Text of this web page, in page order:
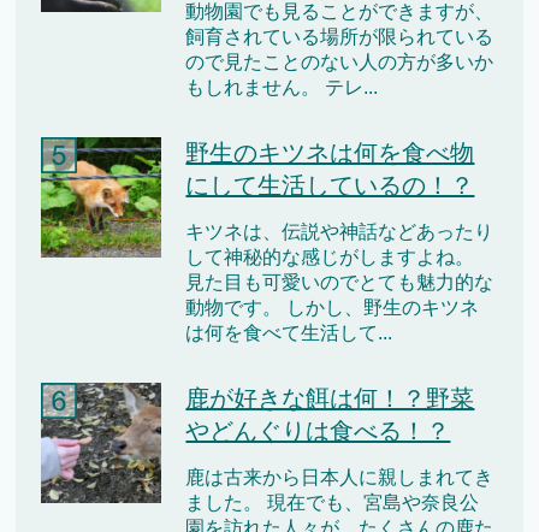
動物園でも見ることができますが、
飼育されている場所が限られている
ので見たことのない人の方が多いか
もしれません。 テレ...
野生のキツネは何を食べ物
にして生活しているの！？
キツネは、伝説や神話などあったり
して神秘的な感じがしますよね。
見た目も可愛いのでとても魅力的な
動物です。 しかし、野生のキツネ
は何を食べて生活して...
鹿が好きな餌は何！？野菜
やどんぐりは食べる！？
鹿は古来から日本人に親しまれてき
ました。 現在でも、宮島や奈良公